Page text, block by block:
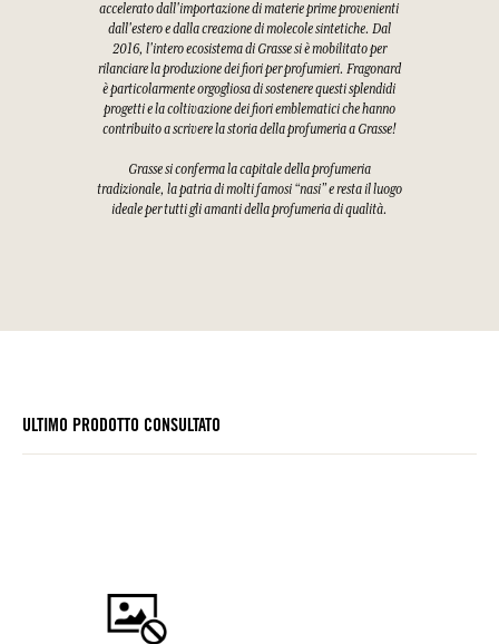
accelerato dall'importazione di materie prime provenienti
dall'estero e dalla creazione di molecole sintetiche. Dal
2016, l'intero ecosistema di Grasse si è mobilitato per
rilanciare la produzione dei fiori per profumieri. Fragonard
è particolarmente orgogliosa di sostenere questi splendidi
progetti e la coltivazione dei fiori emblematici che hanno
contribuito a scrivere la storia della profumeria a Grasse!
Grasse si conferma la capitale della profumeria
tradizionale, la patria di molti famosi “nasi” e resta il luogo
ideale per tutti gli amanti della profumeria di qualità.
ULTIMO PRODOTTO CONSULTATO